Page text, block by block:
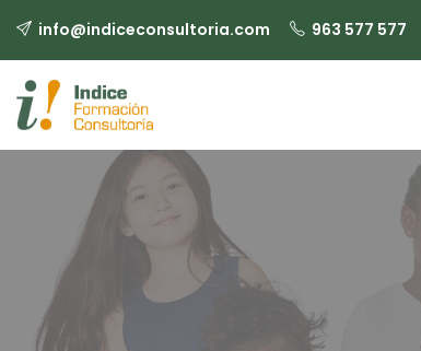
info@indiceconsultoria.com 963 577 577